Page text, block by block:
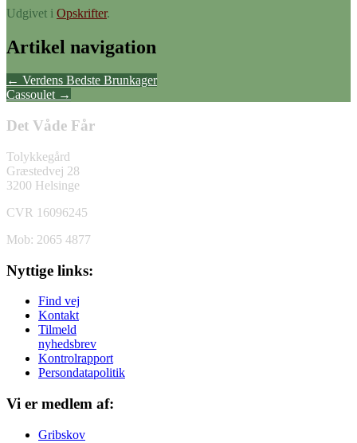
Udgivet i Opskrifter.
Artikel navigation
← Verdens Bedste Brunkager
Cassoulet →
Det Våde Får
Tolykkegård
Græstedvej 28
3200 Helsinge
CVR 16096245
Mob: 2065 4877
Nyttige links:
Find vej
Kontakt
Tilmeld
nyhedsbrev
Kontrolrapport
Persondatapolitik
Vi er medlem af:
Gribskov